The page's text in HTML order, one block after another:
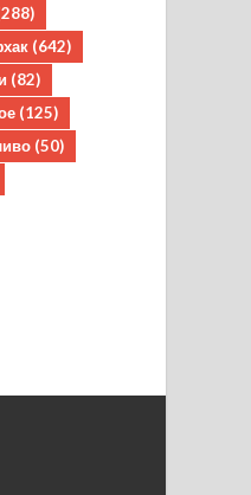
(642)
(82)
(125)
(50)